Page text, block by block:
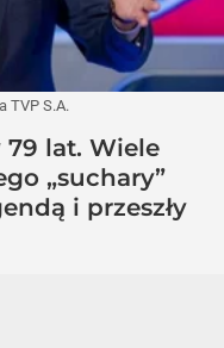
TVP S.A.
79 lat. Wiele
„suchary”
i przeszły